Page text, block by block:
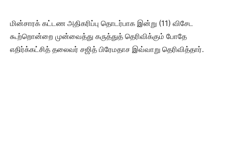
மின்சாரக் கட்டண அதிகரிப்பு தொடர்பாக இன்று (11) விசேட
கூற்றொன்றை முன்வைத்து கருத்துத் தெரிவிக்கும் போதே
எதிர்க்கட்சித் தலைவர் சஜித் பிரேமதாச இவ்வாறு தெரிவித்தார்.